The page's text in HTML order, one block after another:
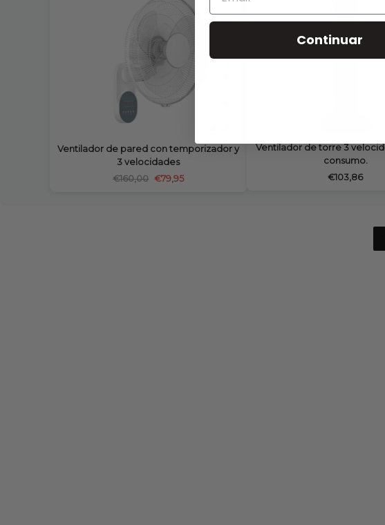
Ventilador de pared con temporizador y
3 velocidades
€160,00 €79,95
Ventilador de torre 3
consumo.
€103,86
Continuar